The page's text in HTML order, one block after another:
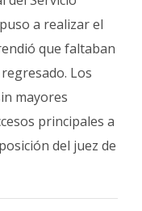
a realizar el
que faltaban
Los
mayores
principales a
del juez de